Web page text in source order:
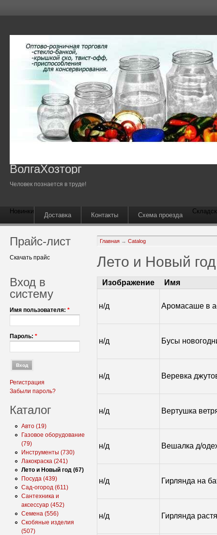
ВолгаХозторг
Человек познается в труде!
Новинки
Доставка Контакты Схема проезда
Прайс-лист
Скачать прайс
Вход в
систему
Имя пользователя: *
Пароль: *
Регистрация
Забыли пароль?
Каталог
Авто (19)
Газовое оборудование
(79)
Инструменты (730)
Лакокраска (241)
Лето и Новый год (67)
Посуда (439)
Сад-огород (611)
Сантехника и
аксессуар (452)
Семена (556)
Скобяные изделия
(507)
Главная → Catalog
Лето и Новый год
Изображение Имя
н/д Аромасаше в
н/д Бусы
н/д Веревка
н/д Вертушка
н/д Вешалка д/
н/д Гирлянда на
н/д Гирлянда